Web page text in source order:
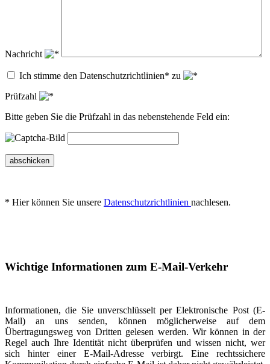
Nachricht
Ich stimme den Datenschutzrichtlinien* zu
Prüfzahl
Bitte geben Sie die Prüfzahl in das nebenstehende Feld ein:
abschicken
* Hier können Sie unsere Datenschutzrichtlinien nachlesen.
Wichtige Informationen zum E-Mail-Verkehr
Informationen, die Sie unverschlüsselt per Elektronische Post (E-
Mail) an uns senden, können möglicherweise auf dem
Übertragungsweg von Dritten gelesen werden. Wir können in der
Regel auch Ihre Identität nicht überprüfen und wissen nicht, wer
sich hinter einer E-Mail-Adresse verbirgt. Eine rechtssichere